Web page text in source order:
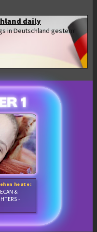
daily
in Deutschland gestern!
heute:
&
-